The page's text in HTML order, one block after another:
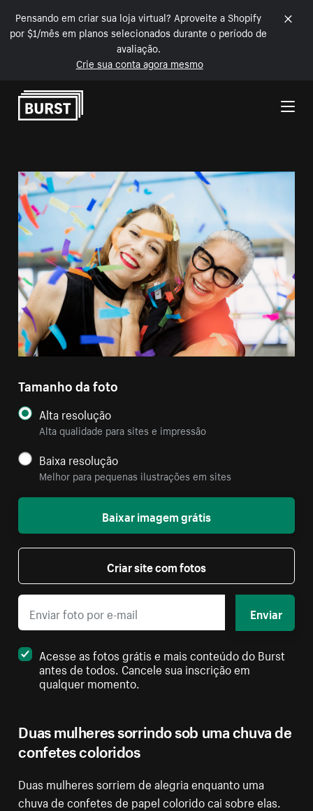
Pensando em criar sua loja virtual? Aproveite a Shopify
por $1/mês em planos selecionados durante o período de
avaliação.
Crie sua conta agora mesmo
Pular para o conteúdo
Duas mulheres sorrindo sob uma chuva de
confetes coloridos
Duas mulheres sorriem de alegria enquanto uma
chuva de confetes de papel colorido cai sobre elas.
Tamanho da foto
Alta resolução
Alta qualidade para sites e impressão
Baixa resolução
Melhor para pequenas ilustrações em sites
Baixar imagem grátis
Criar site com fotos
Enviar
Acesse as fotos grátis e mais conteúdo do Burst
antes de todos. Cancele sua inscrição em
qualquer momento.